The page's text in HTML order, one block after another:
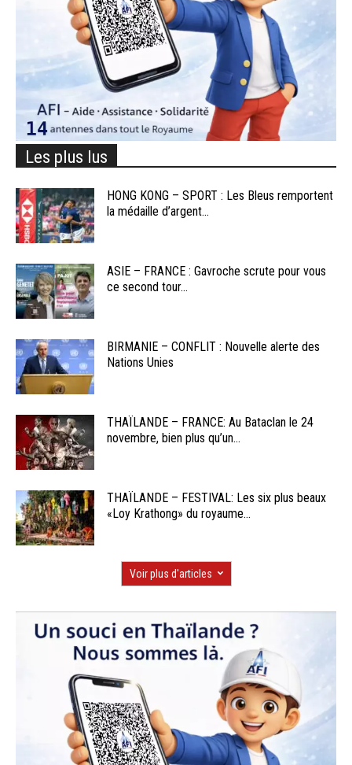
Les plus lus
HONG KONG – SPORT : Les Bleus remportent
la médaille d’argent...
ASIE – FRANCE : Gavroche scrute pour vous
ce second tour...
BIRMANIE – CONFLIT : Nouvelle alerte des
Nations Unies
THAÏLANDE – FRANCE: Au Bataclan le 24
novembre, bien plus qu’un...
THAÏLANDE – FESTIVAL: Les six plus beaux
«Loy Krathong» du royaume...
Voir plus d'articles